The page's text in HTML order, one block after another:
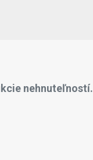
nehnuteľností.